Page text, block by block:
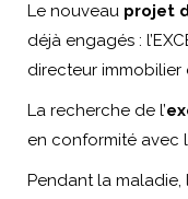
Le nouveau projet
déjà engagés :
directeur immobilier
La recherche de l’
en conformité avec
Pendant la